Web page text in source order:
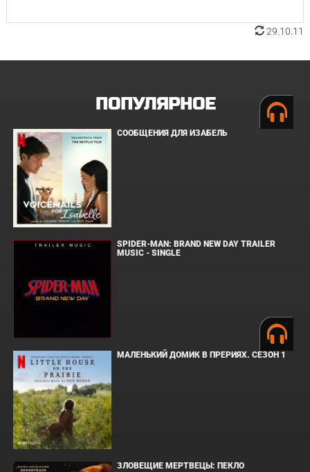
29.10.11
ПОПУЛЯРНОЕ
СООБЩЕНИЯ ДЛЯ ИЗАБЕЛЬ
SPIDER-MAN: BRAND NEW DAY TRAILER
MUSIC - SINGLE
МАЛЕНЬКИЙ ДОМИК В ПРЕРИЯХ. СЕЗОН 1
ЗЛОВЕЩИЕ МЕРТВЕЦЫ: ПЕКЛО